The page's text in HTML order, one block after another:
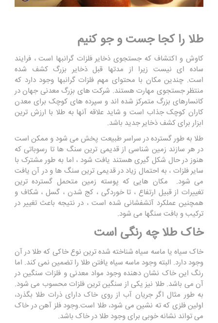
طلا را کجا جست و جو کنیم
کاوش و اکتشاف که جستجوی ذخایر فلزات گرانبها است ، فرایند
ساده ای نیست زیرا از مدتها قبل ذخایر بزرگ کشف شده
است. چندین مکان با محتوای مهم فلزات گرانبها وجود دارد که
منتظر جستجوی مهارت هستند. شرکت های بزرگ معدنی جهان در
کانسارهای بزرگ متمرکز شده اند و سپرده های کوچک برای معدن
کاران کوچک جذاب است و شاید علاقه آنها به طلا با ارزش ترین
ابزار برای کشف ذخایر جدید باشد.
طلا به طور گسترده در سراسر طبیعت پخش می شود و ممکن است
در هر سازند زمین شناسی از قدیمی ترین سنگ ها تا رسوباتی که
هنوز در حال شکل گیری هستند یافت شود ، اما به طور مشترک با
سایر فلزات ، به احتمال زیاد در قدیمی ترین سنگ ها و در آن یافت
می شود.
مکان هایی که پوسته زمین متحمل گسترده ترین
تغییرات از قبیل ارتفاع ، تا خوردگی ، کج شدن ، گسل ، شکاف و
همچنین عملکرد آتشفشانی شده است ، در نتیجه باعث تغییر در
ترکیب و بافت سنگها می شود.
خاک طلا چه رنگی است
خاک سیاه یا ماسه سیاه شناخته شده ترین نوع خاکی که طلا در آن
وجود دارد. البته وجود ماسه سیاه یافتن طلا را تضمین نمی کند. اما
رنگ این خاک نشان دهنده وجود مواد معدنی و فلزات سنگین در
آن می باشد. طلا نیز یکی از سنگین ترین فلزات محسوب می شود.
به طور مثال اگر جریان آب از روی خاک دارای ذرات طلا بگذرد،
اولین فلزی که ته نشین می شود، طلا است.وجود فلز آهن در خاک
می تواند نشانه خوبی برای وجود طلا در خاک باشد.